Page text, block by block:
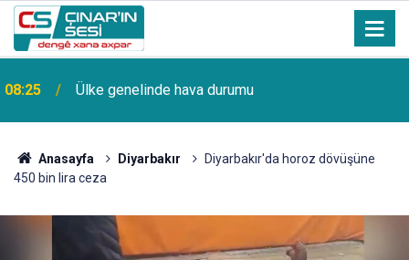
08:25 Ülke genelinde hava durumu
Anasayfa Diyarbakır
Diyarbakır'da horoz dövüşüne
450 bin lira ceza